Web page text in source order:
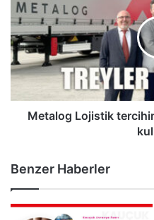
tercihini
Tırsan
Treyler’den
yana
kullandı
Metalog Lojistik
Benzer Haberler